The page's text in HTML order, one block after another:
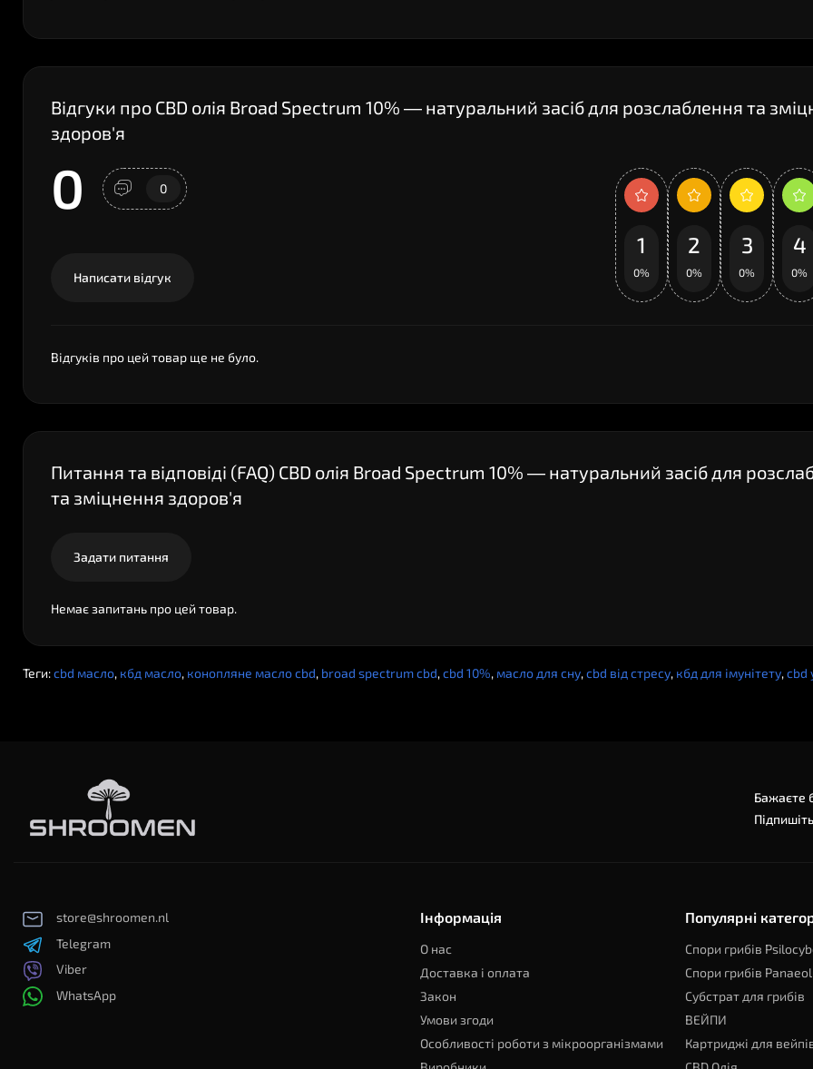
Відгуки про CBD олія Broad Spectrum 10% — натуральний засіб для розслаблення та
здоров'я
0 0
Написати відгук
1
0%
2
0%
3
0%
4
0%
Відгуків про цей товар ще не було.
Питання та відповіді (FAQ) CBD олія Broad Spectrum 10% — натуральний засіб для
та зміцнення здоров'я
Задати питання
Немає запитань про цей товар.
Теги:cbd масло, кбд масло, конопляне масло cbd, broad spectrum cbd,cbd 10%, масло для сну,cbd від стресу, кбд для імунітету,cbd
Бажаєте
store@shroomen.nl
Telegram
Viber
WhatsApp
Інформація
О нас
Доставка і оплата
Закон
Умови згоди
Особливості роботи з мікроорганізмами
Популярні
Спори грибів
Спори грибів
Субстрат для грибів
ВЕЙПИ
Картриджі для